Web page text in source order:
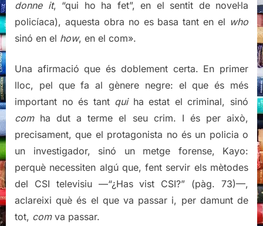
donne it, “qui ho ha fet”, en el sentit de novel·la
policíaca), aquesta obra no es basa tant en el who
sinó en el how, en el com».
Una afirmació que és doblement certa. En primer
lloc, pel que fa al gènere negre: el que és més
important no és tant quiha estat el criminal, sinó
comha dut a terme el seu crim. I és per això,
precisament, que el protagonista no és un policia o
un investigador, sinó un metge forense, Kayo:
perquè necessiten algú que, fent servir els mètodes
del CSI televisiu —“¿Has vist CSI?” (pàg. 73)—,
aclareixi què és el que va passar i, per damunt de
tot, comva passar.